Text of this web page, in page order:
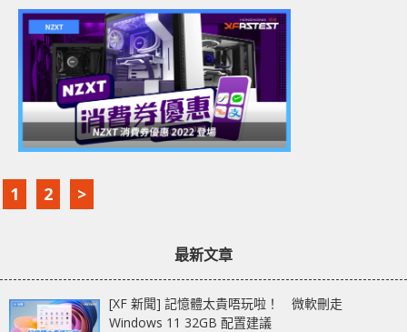
1 2 >
最新文章
[XF 新聞] 記憶體太貴唔玩啦！ 微軟刪走
Windows 11 32GB 配置建議